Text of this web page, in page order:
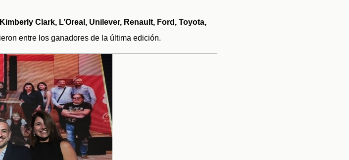
Clark, L’Oreal, Unilever, Renault, Ford, Toyota,
entre los ganadores de la última edición.